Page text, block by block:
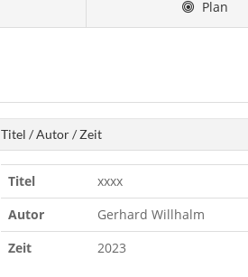
Plan
Titel / Autor / Zeit
Titel
xxxx
Autor
Gerhard Willhalm
Zeit
2023